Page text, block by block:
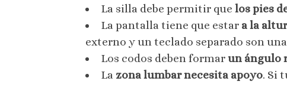
La silla debe permitir que los pies
La pantalla tiene que estar a la
externo y un teclado separado son
Los codos deben formarun ángulo
La zona lumbar necesita apoyo. Si